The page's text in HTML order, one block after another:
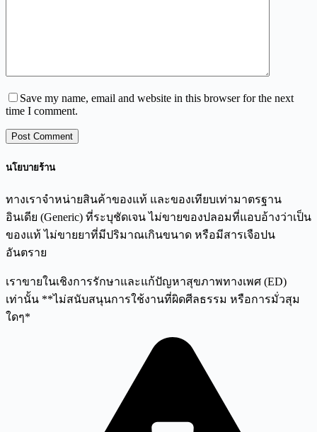
Save my name, email and website in this browser for the next
time I comment.
Post Comment
นโยบายร้าน
ทางเราจำหน่ายสินค้าของแท้ และของเทียบเท่ามาตรฐาน
อินเดีย (Generic) ที่ระบุชัดเจน ไม่ขายของปลอมที่แอบอ้างว่าเป็น
ของแท้ ไม่ขายยาที่มีปริมาณเกินขนาด หรือมีสารเจือปน
อันตราย
เราขายในเชิงการรักษาและแก้ปัญหาสุขภาพทางเพศ (ED)
เท่านั้น **ไม่สนับสนุนการใช้งานที่ผิดศีลธรรม หรือการมั่วสุม
ใดๆ*